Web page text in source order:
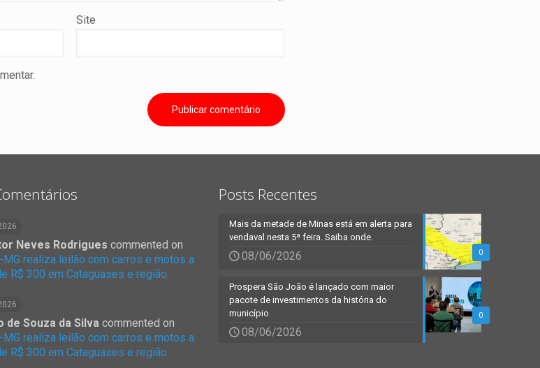
Site
Neves Rodrigues commented on
MG realiza leilão com carros e motos a
R$ 300 em Cataguases e região.
de Souza da Silva commented on
MG realiza leilão com carros e motos a
R$ 300 em Cataguases e região.
Posts Recentes
0
Mais da metade de Minas está em alerta para
vendaval nesta 5ª feira. Saiba onde.
08/06/2026
0
Prospera São João é lançado com maior
pacote de investimentos da história do
município.
08/06/2026